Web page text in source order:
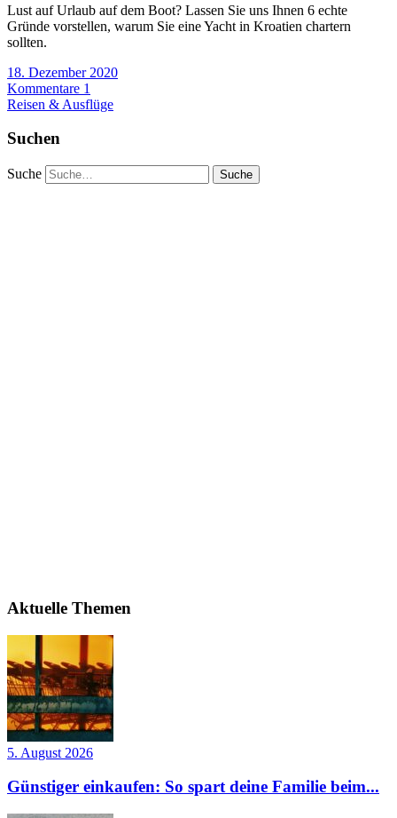
Lust auf Urlaub auf dem Boot? Lassen Sie uns Ihnen 6 echte
Gründe vorstellen, warum Sie eine Yacht in Kroatien chartern
sollten.
18. Dezember 2020
Kommentare 1
Reisen & Ausflüge
Suchen
Suche
Aktuelle Themen
5. August 2026
Günstiger einkaufen: So spart deine Familie beim...